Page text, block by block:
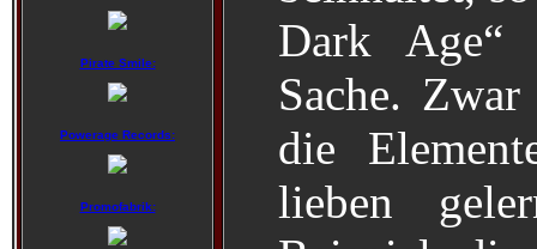
Pirate Smile:
Powerage Records:
Promofabrik:
Dark Age“
Sache.
die
lieben